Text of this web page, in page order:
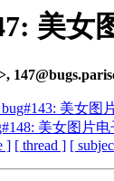
美女
bug#143: 美女图
美女图片
] [ thread ] [